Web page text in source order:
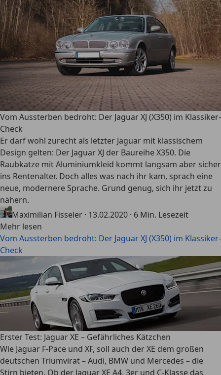
Vom Aussterben bedroht: Der Jaguar XJ (X350) im Klassiker-
Check
Er darf wohl zurecht als letzter Jaguar mit klassischem
Design gelten: Der Jaguar XJ der Baureihe X350. Die
Raubkatze mit Aluminiumkleid kommt langsam aber sicher
ins Rentenalter. Doch alles was nach ihr kam, sprach eine
neue, modernere Sprache. Grund genug, sich ihr jetzt zu
nähern.
Maximilian Fisseler · 13.02.2020 · 6 Min. Lesezeit
Mehr lesen
Vom Aussterben bedroht: Der Jaguar XJ (X350) im Klassiker-
Check
Erster Test: Jaguar XE – Gefährliches Kätzchen
Wie Jaguar F-Pace und XF, soll auch der XE dem großen
deutschen Triumvirat – Audi, BMW und Mercedes – die
Stirn bieten. Ob der Jaguar XE A4, 3er und C-Klasse das